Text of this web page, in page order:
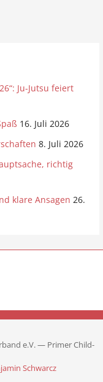
Ju-Jutsu feiert
16. Juli 2026
8. Juli 2026
richtig
klare Ansagen 26.
e.V. — Primer Child-
Schwarcz